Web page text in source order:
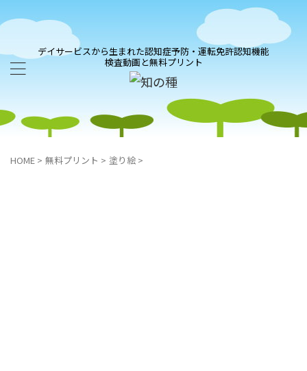
デイサービスから生まれた認知症予防・運転免許認知機能
検査動画と無料プリント
HOME > 無料プリント > 塗り絵 >